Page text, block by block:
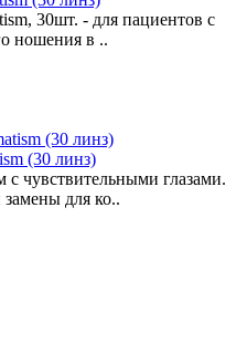
30шт. - для пациентов с
ношения в ..
(30 линз)
с чувствительными глазами.
для ко..